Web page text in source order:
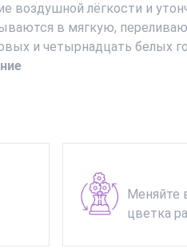
воздушной лёгкости и
в мягкую,
и четырнадцать белых
Меняйте
цветка